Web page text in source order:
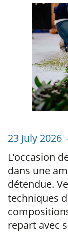
23 July 2026
L’occasion
dans une
détendue.
techniques
repart avec